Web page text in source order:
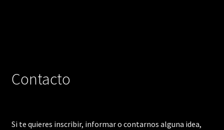
Contacto
Si te quieres inscribir, informar o contarnos alguna idea,